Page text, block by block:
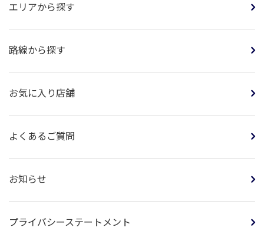
エリアから探す
路線から探す
お気に入り店舗
よくあるご質問
お知らせ
プライバシーステートメント